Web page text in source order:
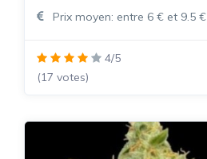
Prix moyen: entre 6 € et 9.5 €
4/5
(17 votes)